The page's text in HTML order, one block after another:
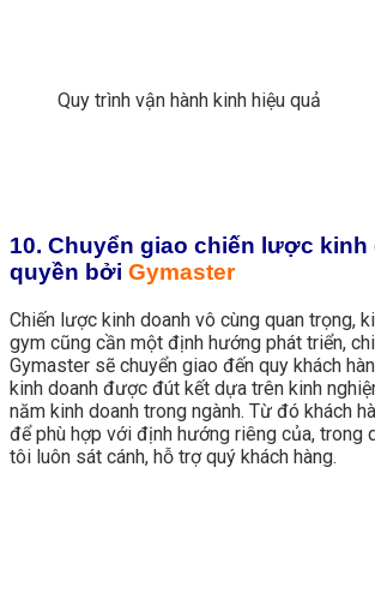
Quy trình vận hành kinh hiệu quả
10. Chuyển giao chiến lược kinh
quyền bởi Gymaster
Chiến lược kinh doanh vô cùng quan trọng,
gym cũng cần một định hướng phát triển,
Gymaster sẽ chuyển giao đến quy khách
kinh doanh được đút kết dựa trên kinh
năm kinh doanh trong ngành. Từ đó khách
để phù hợp với định hướng riêng của, trong
tôi luôn sát cánh, hỗ trợ quý khách hàng.